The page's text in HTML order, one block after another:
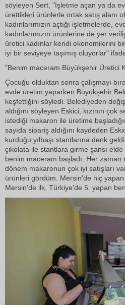
söyleyen Sert, "İşletme açan ya da
ürettikleri ürünlerle ortak satış alanı
kadınlarımızın açtığı işletmelerde,
kadınlarımızın ürünlerine de yer
üretici kadınlar kendi ekonomilerini
iyi bir seviyeye taşımış oluyorlar"
"Benim maceram Büyükşehir Üretici
Çocuğu olduktan sonra çalışmayı
evde üretim yaparken Büyükşehir
keşfettiğini söyledi. Belediyeden
aldığını söyleyen Eskici, kızının
istediği makaron ile üretime
sayıda sipariş aldığını kaydeden
kurduğu yılbaşı stantlarına denk
çikolata ile stantlara girme şansı elde
benim maceram başladı. Her
dönem makaronun çok iyi satışları
ürünleri gördüm. Mersin'de hiç
Mersin'de ilk, Türkiye'de 5. yapan